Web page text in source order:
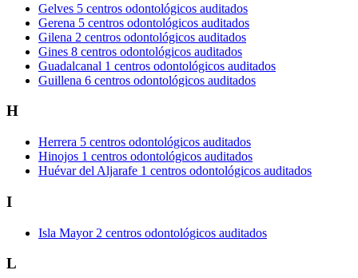
Gelves 5 centros odontológicos auditados
Gerena 5 centros odontológicos auditados
Gilena 2 centros odontológicos auditados
Gines 8 centros odontológicos auditados
Guadalcanal 1 centros odontológicos auditados
Guillena 6 centros odontológicos auditados
H
Herrera 5 centros odontológicos auditados
Hinojos 1 centros odontológicos auditados
Huévar del Aljarafe 1 centros odontológicos auditados
I
Isla Mayor 2 centros odontológicos auditados
L